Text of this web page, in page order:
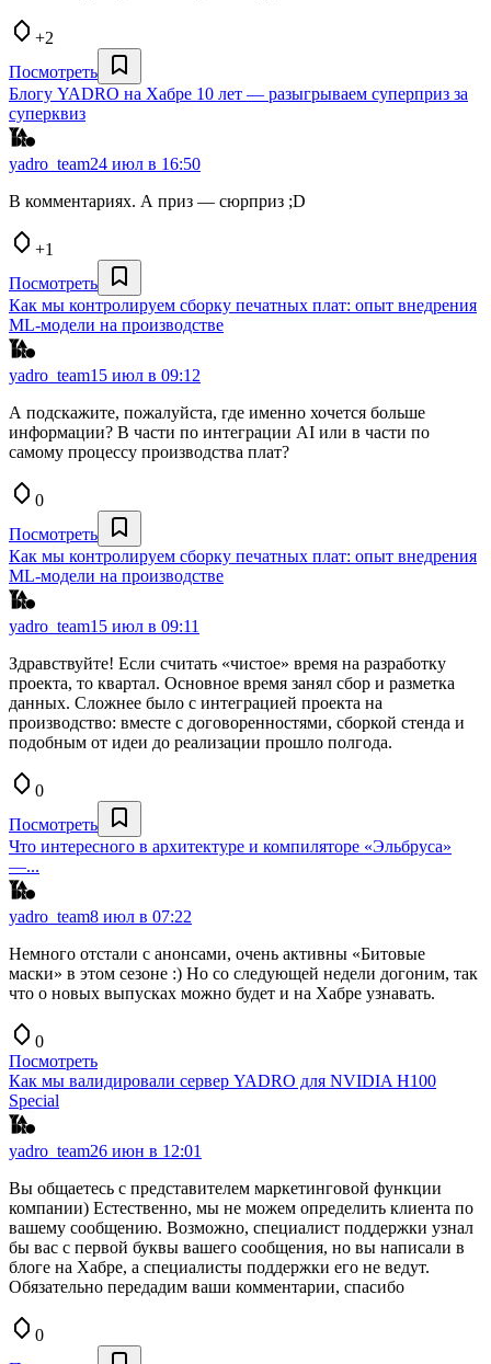
+2
Посмотреть
Блогу YADRO на Хабре 10 лет — разыгрываем суперприз за
суперквиз
yadro_team24 июл в 16:50
В комментариях. А приз — сюрприз ;D
+1
Посмотреть
Как мы контролируем сборку печатных плат: опыт внедрения
ML-модели на производстве
yadro_team15 июл в 09:12
А подскажите, пожалуйста, где именно хочется больше
информации? В части по интеграции AI или в части по
самому процессу производства плат?
0
Посмотреть
Как мы контролируем сборку печатных плат: опыт внедрения
ML-модели на производстве
yadro_team15 июл в 09:11
Здравствуйте! Если считать «чистое» время на разработку
проекта, то квартал. Основное время занял сбор и разметка
данных. Сложнее было с интеграцией проекта на
производство: вместе с договоренностями, сборкой стенда и
подобным от идеи до реализации прошло полгода.
0
Посмотреть
Что интересного в архитектуре и компиляторе «Эльбруса»
—...
yadro_team8 июл в 07:22
Немного отстали с анонсами, очень активны «Битовые
маски» в этом сезоне :) Но со следующей недели догоним, так
что о новых выпусках можно будет и на Хабре узнавать.
0
Посмотреть
Как мы валидировали сервер YADRO для NVIDIA H100
Special
yadro_team26 июн в 12:01
Вы общаетесь с представителем маркетинговой функции
компании) Естественно, мы не можем определить клиента по
вашему сообщению. Возможно, специалист поддержки узнал
бы вас с первой буквы вашего сообщения, но вы написали в
блоге на Хабре, а специалисты поддержки его не ведут.
Обязательно передадим ваши комментарии, спасибо
0